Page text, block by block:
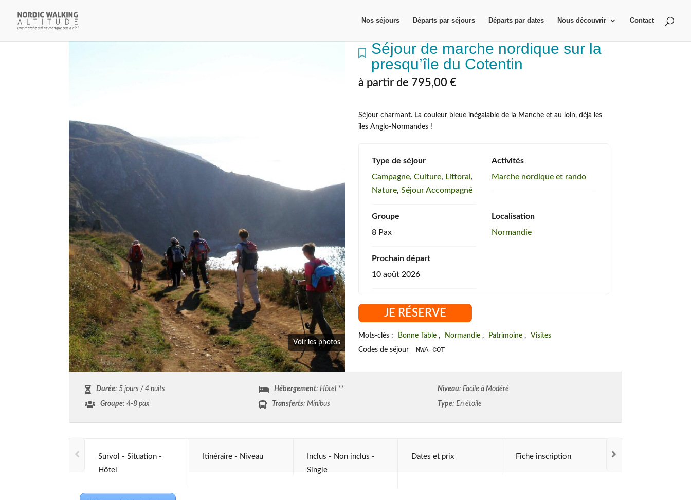
Nos séjours Départs par séjours Départs par dates Nous découvrir Contact
Voir les photos
Séjour de marche nordique sur la
presqu’île du Cotentin
à partir de 795,00 €
Séjour charmant. La couleur bleue inégalable de la Manche et au loin, déjà les
îles Anglo-Normandes !
Type de séjour
Campagne, Culture, Littoral ,
Nature, Séjour Accompagné
Activités
Marche nordique et rando
Groupe
8 Pax
Localisation
Normandie
Prochain départ
10 août 2026
JE RÉSERVE
Mots-clés : Bonne Table , Normandie , Patrimoine ,
Visites
Codes de séjour
NWA-COT
Durée: 5 jours / 4 nuits Hébergement: Hôtel ** Niveau: Facile à Modéré
Groupe: 4-8 pax Transferts: Minibus Type: En étoile
Survol - Situation -
Hôtel
Itinéraire - Niveau
Inclus - Non inclus -
Single
Dates et prix Fiche inscription